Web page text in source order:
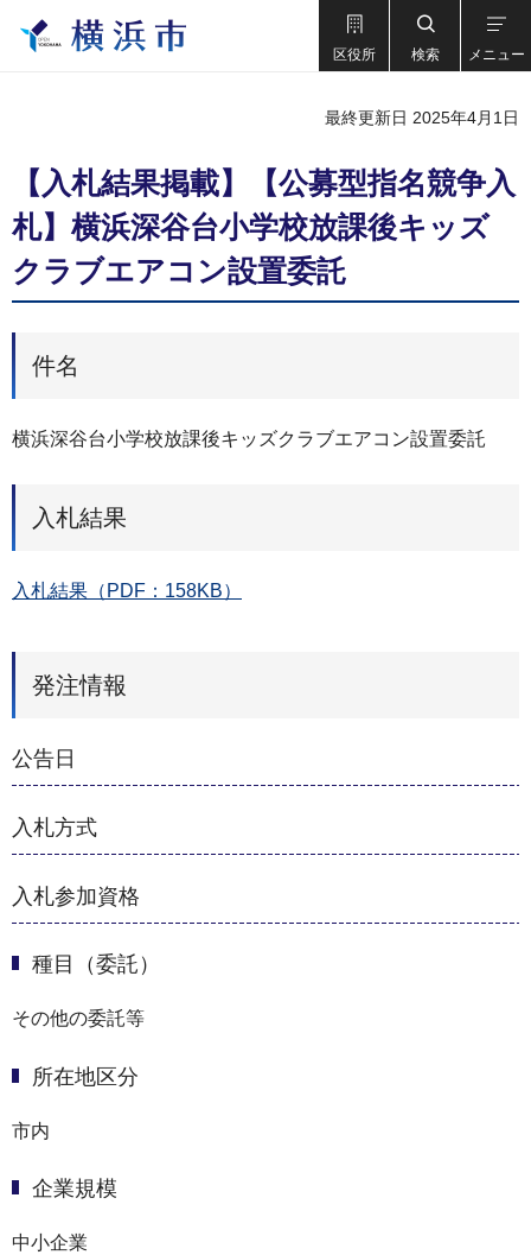
区役所 検索 メニュー
最終更新日 2025年4月1日
【入札結果掲載】【公募型指名競争入
札】横浜深谷台小学校放課後キッズ
クラブエアコン設置委託
件名
横浜深谷台小学校放課後キッズクラブエアコン設置委託
入札結果
入札結果（PDF：158KB）
発注情報
公告日
入札方式
入札参加資格
種目（委託）
その他の委託等
所在地区分
市内
企業規模
中小企業